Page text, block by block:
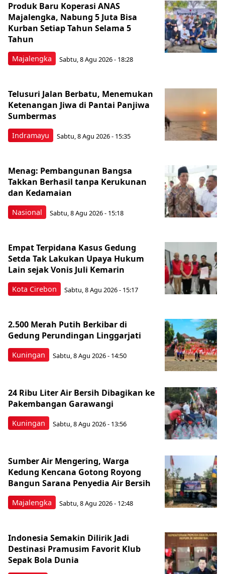
Majalengka
Produk Baru Koperasi ANAS
Majalengka, Nabung 5 Juta Bisa
Kurban Setiap Tahun Selama 5
Tahun
Sabtu, 8 Agu 2026 - 18:28
Indramayu
Telusuri Jalan Berbatu, Menemukan
Ketenangan Jiwa di Pantai Panjiwa
Sumbermas
Sabtu, 8 Agu 2026 - 15:35
Nasional
Menag: Pembangunan Bangsa
Takkan Berhasil tanpa Kerukunan
dan Kedamaian
Sabtu, 8 Agu 2026 - 15:18
Kota Cirebon
Empat Terpidana Kasus Gedung
Setda Tak Lakukan Upaya Hukum
Lain sejak Vonis Juli Kemarin
Sabtu, 8 Agu 2026 - 15:17
Kuningan
2.500 Merah Putih Berkibar di
Gedung Perundingan Linggarjati
Sabtu, 8 Agu 2026 - 14:50
Kuningan
24 Ribu Liter Air Bersih Dibagikan ke
Pakembangan Garawangi
Sabtu, 8 Agu 2026 - 13:56
Majalengka
Sumber Air Mengering, Warga
Kedung Kencana Gotong Royong
Bangun Sarana Penyedia Air Bersih
Sabtu, 8 Agu 2026 - 12:48
Indonesia Semakin Dilirik Jadi
Destinasi Pramusim Favorit Klub
Sepak Bola Dunia